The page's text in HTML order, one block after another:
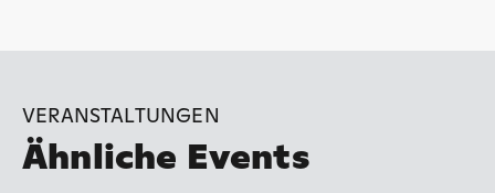
VERANSTALTUNGEN
Ähnliche Events